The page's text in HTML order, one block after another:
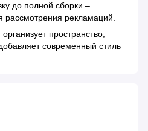
до полной сборки –
рассмотрения рекламаций.
пространство,
современный стиль